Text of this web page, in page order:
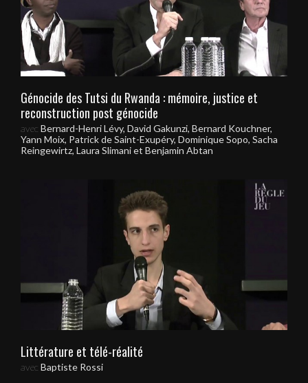
Génocide des Tutsi du Rwanda : mémoire, justice et
reconstruction post génocide
avec Bernard-Henri Lévy, David Gakunzi, Bernard Kouchner,
Yann Moix, Patrick de Saint-Exupéry, Dominique Sopo, Sacha
Reingewirtz, Laura Slimani et Benjamin Abtan
Littérature et télé-réalité
avec Baptiste Rossi